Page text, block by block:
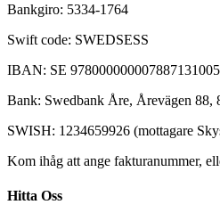
Bankgiro: 5334-1764
Swift code: SWEDSESS
IBAN: SE
Bank: Swedbank Åre, Årevägen 88,
SWISH: 1234659926 (mottagare
Kom ihåg att ange fakturanummer,
Hitta Oss